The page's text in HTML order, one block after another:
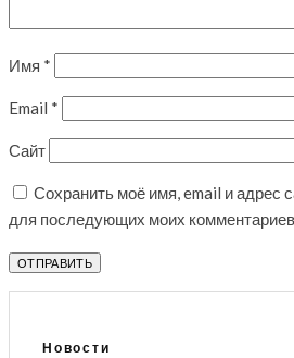
Имя *
Email *
Сайт
Сохранить моё имя, email и адрес
для последующих моих
Новости